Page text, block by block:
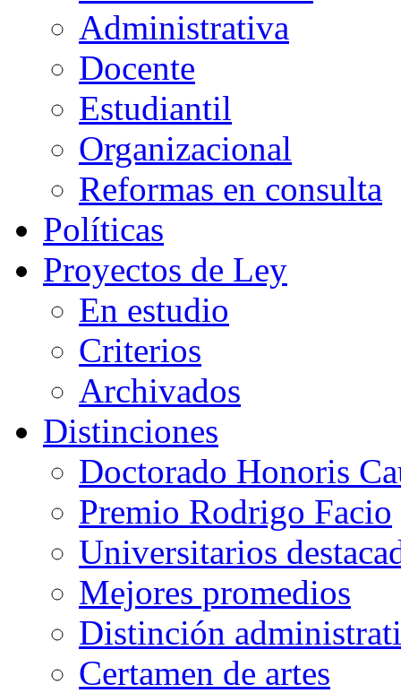
Administrativa
Docente
Estudiantil
Organizacional
Reformas en consulta
Políticas
Proyectos de Ley
En estudio
Criterios
Archivados
Distinciones
Doctorado Honoris
Premio Rodrigo Facio
Universitarios
Mejores promedios
Distinción
Certamen de artes